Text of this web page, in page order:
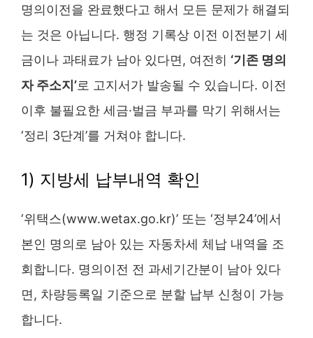
명의이전을 완료했다고 해서 모든 문제가 해결되
는 것은 아닙니다. 행정 기록상 이전 이전분기 세
금이나 과태료가 남아 있다면, 여전히 ‘기존 명의
자 주소지’로 고지서가 발송될 수 있습니다. 이전
이후 불필요한 세금·벌금 부과를 막기 위해서는
‘정리 3단계’를 거쳐야 합니다.
1) 지방세 납부내역 확인
‘위택스(www.wetax.go.kr)’ 또는 ‘정부24’에서
본인 명의로 남아 있는 자동차세 체납 내역을 조
회합니다. 명의이전 전 과세기간분이 남아 있다
면, 차량등록일 기준으로 분할 납부 신청이 가능
합니다.